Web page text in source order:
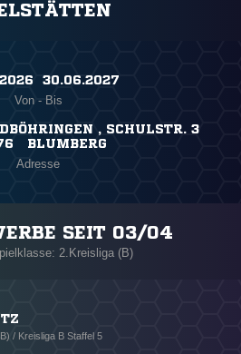
30.06.2027
Von - Bis
, SCHULSTR. 3
BLUMBERG
Adresse
SEIT 03/04
2.Kreisliga (B)
/ Kreisliga B Staffel 5